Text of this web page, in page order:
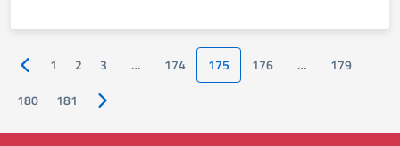
Pagina precedente
1 2 3 … 174 175 176 …
179
180
181 Pagina successiva